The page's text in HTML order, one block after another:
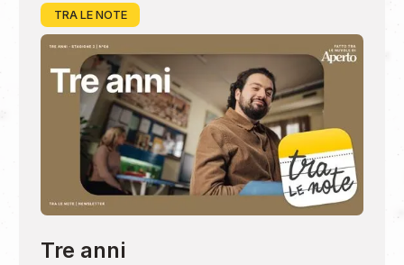
TRA LE NOTE
Tre anni